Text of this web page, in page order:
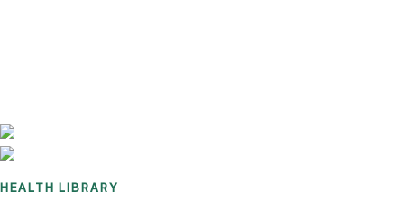
HEALTH LIBRARY